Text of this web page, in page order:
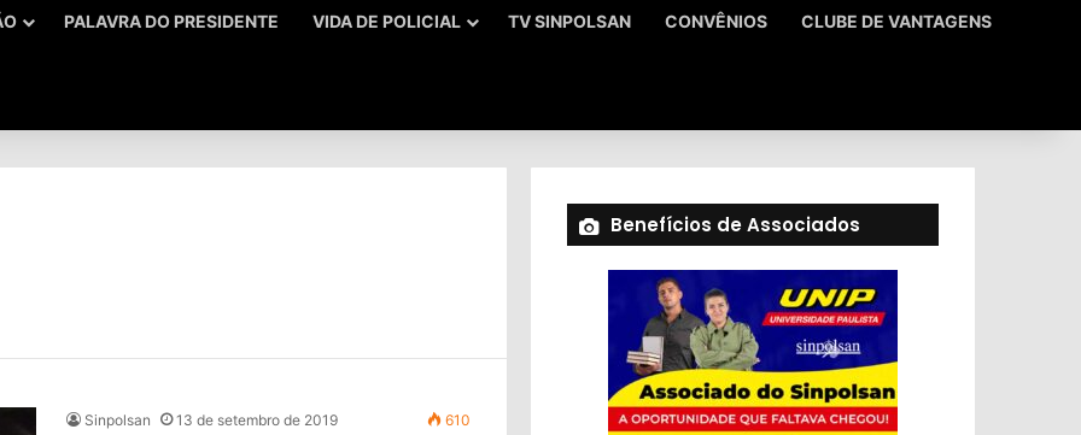
PALAVRA DO PRESIDENTE VIDA DE POLICIAL TV SINPOLSAN CONVÊNIOS CLUBE DE VANTAGENS
Sinpolsan 13 de setembro de 2019 610
Benefícios de Associados